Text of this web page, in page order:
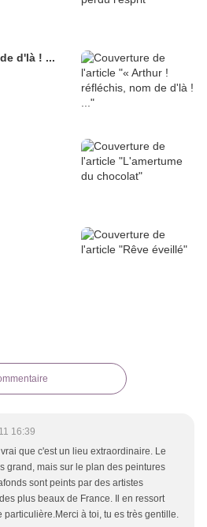
d'là ! ...
16:39
que c'est un lieu extraordinaire. Le
grand, mais sur le plan des peintures
sont peints par des artistes
plus beaux de France. Il en ressort
particulière.Merci à toi, tu es très gentille.